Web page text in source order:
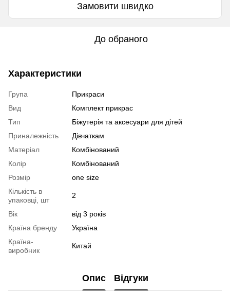
Замовити швидко
До обраного
Характеристики
Група
Прикраси
Вид
Комплект прикрас
Тип
Біжутерія та аксесуари для дітей
Приналежність
Дівчаткам
Матеріал
Комбінований
Колір
Комбінований
Розмір
one size
Кількість в
упаковці, шт
2
Вік
від 3 років
Країна бренду
Україна
Країна-
виробник
Китай
Опис Відгуки